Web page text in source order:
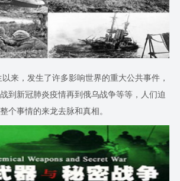
，发生了许多影响世界的重大公共事件，
到新冠肺炎疫情再到俄乌战争等等，人们迫
个事情的来龙去脉和真相。